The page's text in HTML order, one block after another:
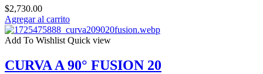
$2,730.00
Agregar al carrito
Add To Wishlist Quick view
CURVA A 90° FUSION 20